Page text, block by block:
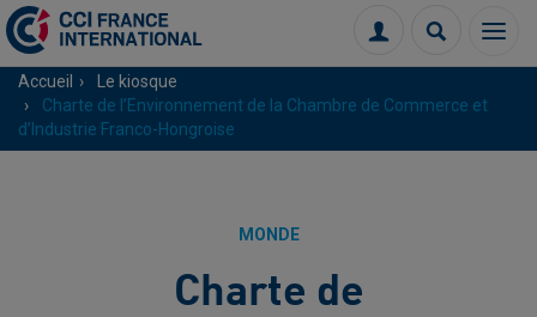
Menu
Connexion
Accueil
Le kiosque
Charte de l’Environnement de la Chambre de Commerce et
d’Industrie Franco-Hongroise
MONDE
Charte de